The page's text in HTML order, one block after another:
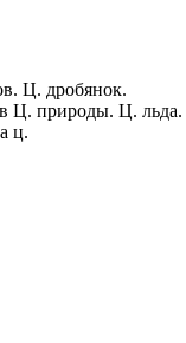
Ц. дробянок.
Ц. природы. Ц. льда.
ц.